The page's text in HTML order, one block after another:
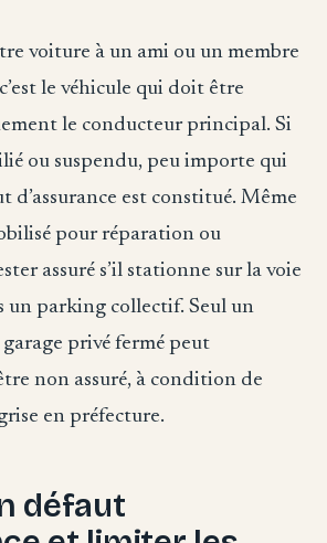
voiture à un ami ou un membre
le véhicule qui doit être
le conducteur principal. Si
ou suspendu, peu importe qui
d’assurance est constitué. Même
pour réparation ou
assuré s’il stationne sur la voie
un parking collectif. Seul un
privé fermé peut
non assuré, à condition de
en préfecture.
défaut